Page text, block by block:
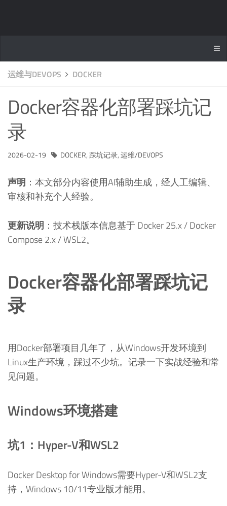
运维与DEVOPS DOCKER
Docker容器化部署踩坑记
录
2026-02-19 DOCKER, 踩坑记录,运维/DEVOPS
声明 ：本文部分内容使用AI辅助生成，经人工编辑、
审核和补充个人经验。
更新说明 ：技术栈版本信息基于 Docker 25.x / Docker
Compose 2.x / WSL2。
Docker容器化部署踩坑记
录
用Docker部署项目几年了，从Windows开发环境到
Linux生产环境，踩过不少坑。记录一下实战经验和常
见问题。
Windows环境搭建
坑1：Hyper-V和WSL2
Docker Desktop for Windows需要Hyper-V和WSL2支
持，Windows 10/11专业版才能用。